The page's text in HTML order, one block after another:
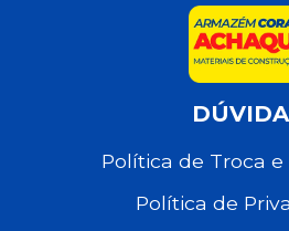
Política de Troca
Política de